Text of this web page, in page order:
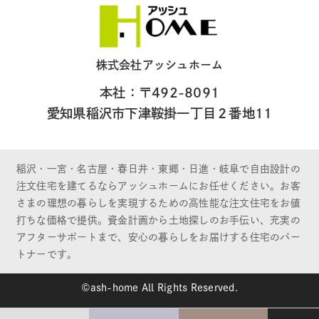
株式会社アッシュホーム
本社：〒492-8091
愛知県稲沢市下津鞍掛一丁目２番地11
稲沢・一宮・名古屋・春日井・東郷・日進・岐阜で自由設計の
注文住宅を建てるならアッシュホームにお任せください。お客
さまの理想の暮らしを実現するための高性能な注文住宅をお値
打ちな価格で提供。資金計画から土地探しのお手伝い、充実の
アフターサポートまで、安心の暮らしをお届けする住宅のパー
トナーです。
©ash-home All Rights Reserved.